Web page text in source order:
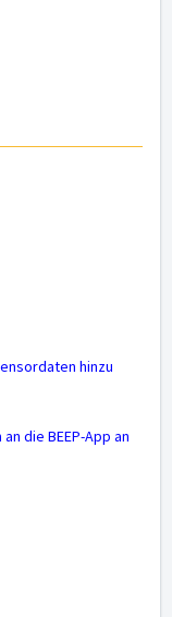
hinzu
die BEEP-App an